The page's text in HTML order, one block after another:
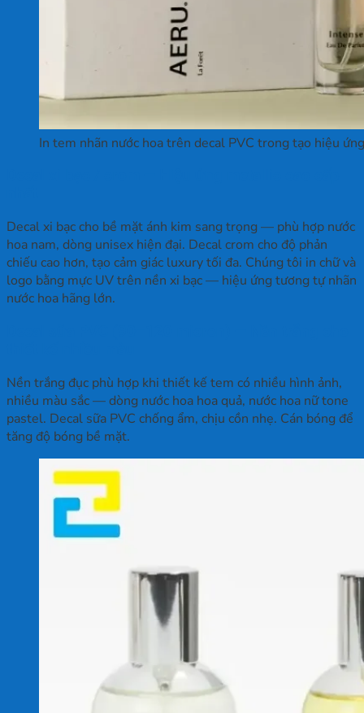
In tem nhãn nước hoa trên decal PVC trong tạo hiệu
Decal xi bạc cho bề mặt ánh kim sang trọng — phù hợp nước
hoa nam, dòng unisex hiện đại. Decal crom cho độ phản
chiếu cao hơn, tạo cảm giác luxury tối đa. Chúng tôi in chữ và
logo bằng mực UV trên nền xi bạc — hiệu ứng tương tự nhãn
nước hoa hãng lớn.
Nền trắng đục phù hợp khi thiết kế tem có nhiều hình ảnh,
nhiều màu sắc — dòng nước hoa hoa quả, nước hoa nữ tone
pastel. Decal sữa PVC chống ẩm, chịu cồn nhẹ. Cán bóng để
tăng độ bóng bề mặt.